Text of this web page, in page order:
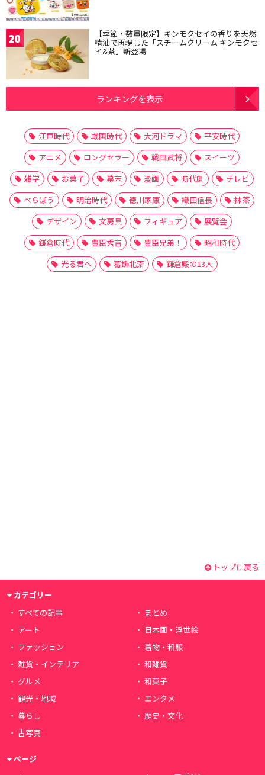
20 【季節・数量限定】キンモクセイの香りを天然
精油で再現した「スチームクリーム キンモクセ
イ&茶」新登場
ランキングを表示
江戸時代 戦国時代 大河ドラマ
平安時代
アニメ
ロングセラー 戦国武将
スイーツ
雑学
お菓子 幕末 漫画 時代劇
テレビ
べらぼう
明治時代 徳川家康 織田信長
抹茶
デザイン
文房具 フィギュア
展覧会
鎌倉時代
豊臣秀吉 豊臣兄弟！
昭和時代
光る君へ
葛飾北斎 鎌倉殿の13人
トップに戻る
カテゴリー
すべての記事
まとめ
アート
日本画・浮世絵
ファッション
着物・和服
雑貨・インテリア
和雑貨
グルメ
和菓子
観光・地域
エンタメ
暮らし
歴史・文化
古写真
ページ